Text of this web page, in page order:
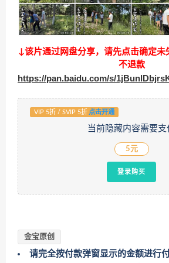
↓该片通过网盘分享，请先点击确定未
不退款
https://pan.baidu.com/s/
VIP 5折 / SVIP 5折 点击开通
当前隐藏内容需要支
5元
登录购买
金宝原创
请完全按付款弹窗显示的金额进行